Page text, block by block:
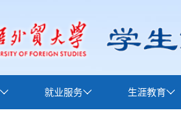
就业服务 生涯教育